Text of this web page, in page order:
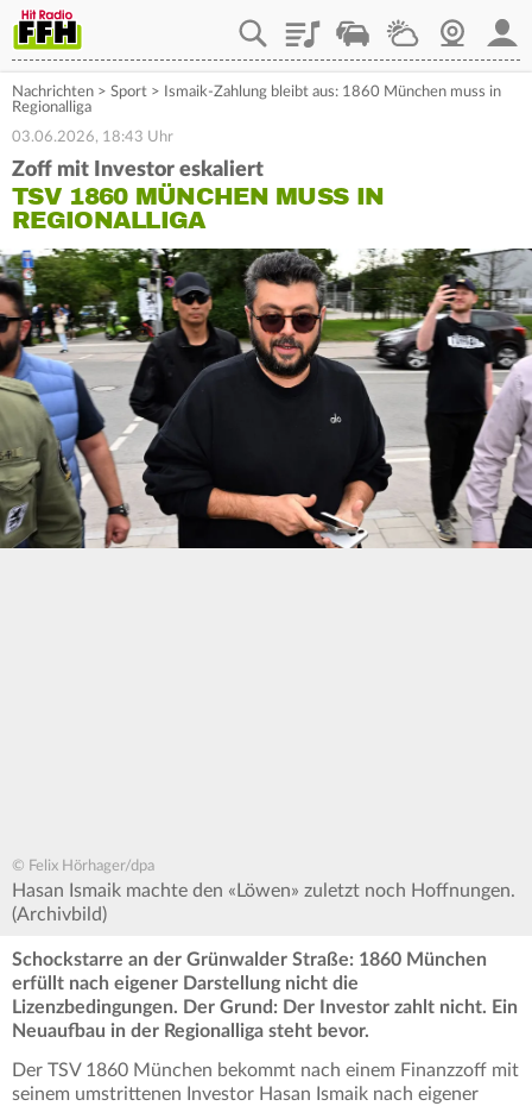
PlaylistStaupilotWetterWebcam
Nachrichten > Sport >
Ismaik-Zahlung bleibt aus: 1860 München muss in
Regionalliga
03.06.2026, 18:43 Uhr
Zoff mit Investor eskaliert
TSV 1860 MÜNCHEN MUSS IN
REGIONALLIGA
© Felix Hörhager/dpa
Hasan Ismaik machte den «Löwen» zuletzt noch Hoffnungen.
(Archivbild)
Schockstarre an der Grünwalder Straße: 1860 München
erfüllt nach eigener Darstellung nicht die
Lizenzbedingungen. Der Grund: Der Investor zahlt nicht. Ein
Neuaufbau in der Regionalliga steht bevor.
Der TSV 1860 München bekommt nach einem Finanzzoff mit
seinem umstrittenen Investor Hasan Ismaik nach eigener